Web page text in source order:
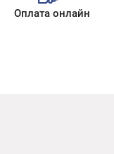
Оплата онлайн